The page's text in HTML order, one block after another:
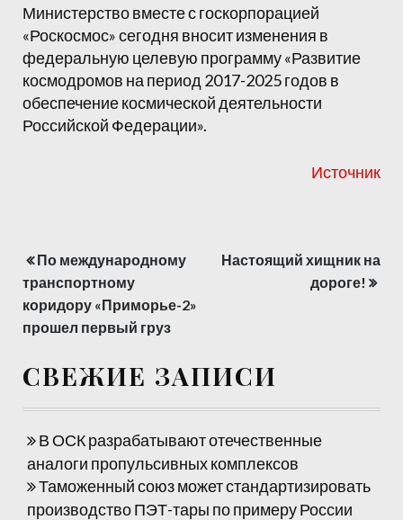
Министерство вместе с госкорпорацией
«Роскосмос» сегодня вносит изменения в
федеральную целевую программу «Развитие
космодромов на период 2017-2025 годов в
обеспечение космической деятельности
Российской Федерации».
Источник
Навигация
по
записям
По международному
транспортному
коридору «Приморье-2»
прошел первый груз
Настоящий хищник на
дороге!
СВЕЖИЕ ЗАПИСИ
В ОСК разрабатывают отечественные
аналоги пропульсивных комплексов
Таможенный союз может стандартизировать
производство ПЭТ-тары по примеру России